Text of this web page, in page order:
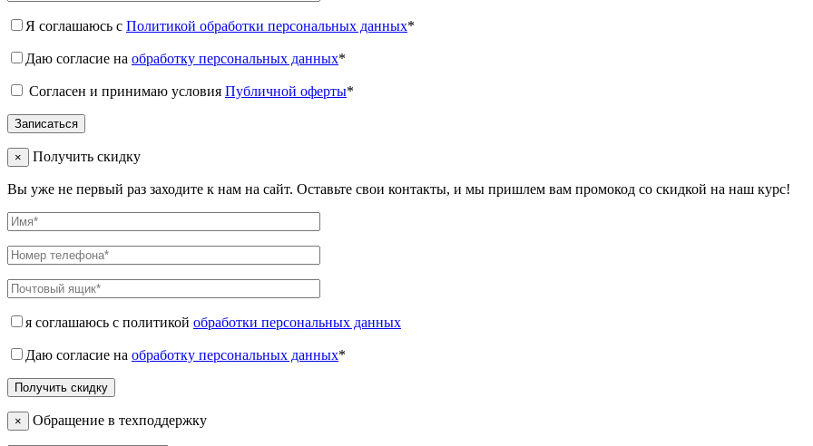
Я соглашаюсь с Политикой обработки персональных данных*
Даю согласие на обработку персональных данных*
Согласен и принимаю условия Публичной оферты*
× Получить скидку
Вы уже не первый раз заходите к нам на сайт. Оставьте свои контакты, и мы пришлем вам промокод со скидкой на наш курс!
я соглашаюсь с политикой обработки персональных данных
Даю согласие на обработку персональных данных*
× Обращение в техподдержку